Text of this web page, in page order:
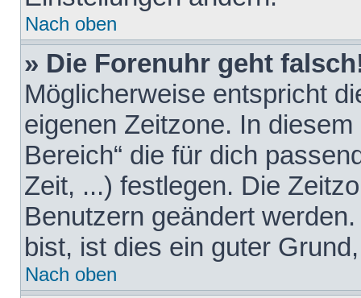
Nach oben
» Die Forenuhr geht
Möglicherweise entspricht
eigenen Zeitzone. In
Bereich“ die für dich
Zeit, ...) festlegen. Die
Benutzern geändert
bist, ist dies ein guter
Nach oben